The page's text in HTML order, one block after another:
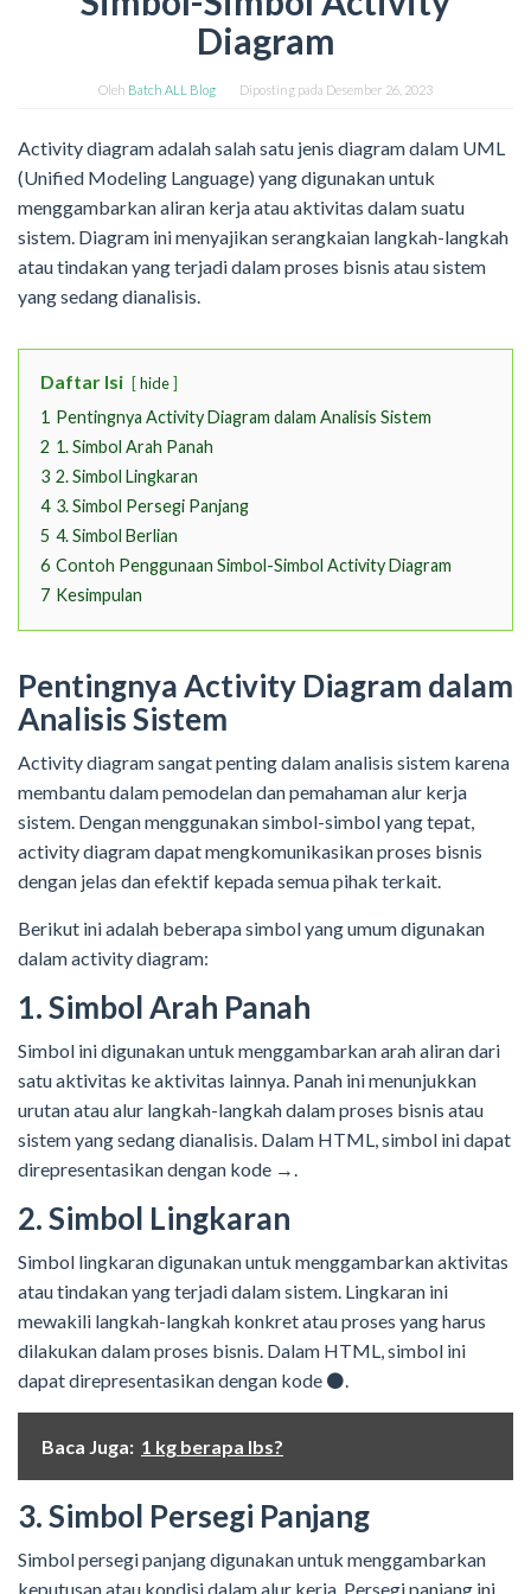
Diagram
Oleh Batch ALL Blog Diposting pada Desember 26, 2023
Activity diagram adalah salah satu jenis diagram dalam UML
(Unified Modeling Language) yang digunakan untuk
menggambarkan aliran kerja atau aktivitas dalam suatu
sistem. Diagram ini menyajikan serangkaian langkah-langkah
atau tindakan yang terjadi dalam proses bisnis atau sistem
yang sedang dianalisis.
Daftar Isi hide
1 Pentingnya Activity Diagram dalam Analisis Sistem
2 1. Simbol Arah Panah
3 2. Simbol Lingkaran
4 3. Simbol Persegi Panjang
5 4. Simbol Berlian
6 Contoh Penggunaan Simbol-Simbol Activity Diagram
7 Kesimpulan
Pentingnya Activity Diagram dalam
Analisis Sistem
Activity diagram sangat penting dalam analisis sistem karena
membantu dalam pemodelan dan pemahaman alur kerja
sistem. Dengan menggunakan simbol-simbol yang tepat,
activity diagram dapat mengkomunikasikan proses bisnis
dengan jelas dan efektif kepada semua pihak terkait.
Berikut ini adalah beberapa simbol yang umum digunakan
dalam activity diagram:
1. Simbol Arah Panah
Simbol ini digunakan untuk menggambarkan arah aliran dari
satu aktivitas ke aktivitas lainnya. Panah ini menunjukkan
urutan atau alur langkah-langkah dalam proses bisnis atau
sistem yang sedang dianalisis. Dalam HTML, simbol ini dapat
direpresentasikan dengan kode →.
2. Simbol Lingkaran
Simbol lingkaran digunakan untuk menggambarkan aktivitas
atau tindakan yang terjadi dalam sistem. Lingkaran ini
mewakili langkah-langkah konkret atau proses yang harus
dilakukan dalam proses bisnis. Dalam HTML, simbol ini
dapat direpresentasikan dengan kode ⚫.
Baca Juga: 1 kg berapa lbs?
3. Simbol Persegi Panjang
Simbol persegi panjang digunakan untuk menggambarkan
keputusan atau kondisi dalam alur kerja. Persegi panjang ini